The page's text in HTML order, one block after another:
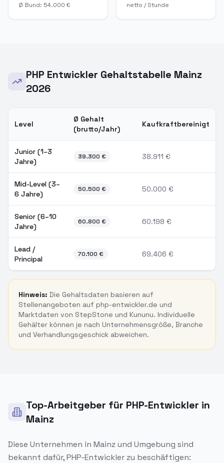
Ø Bund: 54.000 € netto / Stunde
PHP Entwickler Gehaltstabelle Mainz
2026
Level
Ø Gehalt
(brutto/Jahr)
Kaufkraftbereinigt
Junior (1–3
Jahre)
39.300 € 38.911 €
Mid-Level (3–
6 Jahre)
50.500 € 50.000 €
Senior (6–10
Jahre)
60.800 € 60.198 €
Lead /
Principal
70.100 € 69.406 €
Hinweis: Die Gehaltsdaten basieren auf
Stellenangeboten auf php-entwickler.de und
Marktdaten von StepStone und Kununu. Individuelle
Gehälter können je nach Unternehmensgröße, Branche
und Verhandlungsgeschick abweichen.
Top-Arbeitgeber für PHP-Entwickler in
Mainz
Diese Unternehmen in Mainzund Umgebung sind
bekannt dafür, PHP-Entwickler zu beschäftigen: